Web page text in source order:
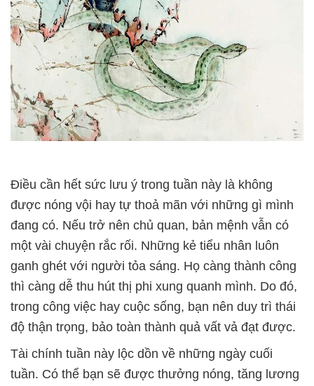
Điều cần hết sức lưu ý trong tuần này là không
được nóng vội hay tự thoả mãn với những gì mình
đang có. Nếu trở nên chủ quan, bản mệnh vẫn có
một vài chuyện rắc rối. Những kẻ tiểu nhân luôn
ganh ghét với người tỏa sáng. Họ càng thành công
thì càng dễ thu hút thị phi xung quanh mình. Do đó,
trong công việc hay cuộc sống, bạn nên duy trì thái
độ thận trọng, bảo toàn thành quả vất vả đạt được.
Tài chính tuần này lộc dồn về những ngày cuối
tuần. Có thể bạn sẽ được thưởng nóng, tăng lương